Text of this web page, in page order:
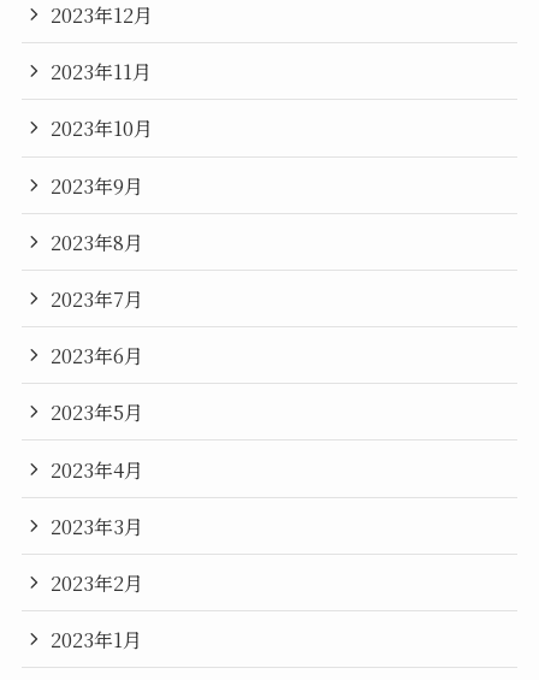
2023年12月
2023年11月
2023年10月
2023年9月
2023年8月
2023年7月
2023年6月
2023年5月
2023年4月
2023年3月
2023年2月
2023年1月